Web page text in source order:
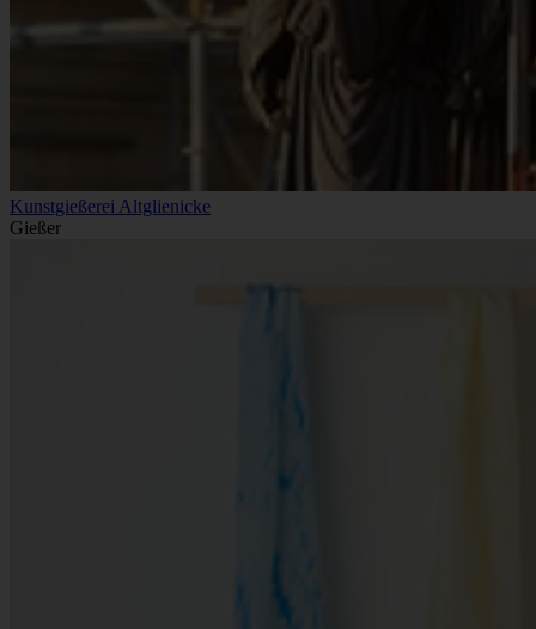
Kunstgießerei Altglienicke
Gießer